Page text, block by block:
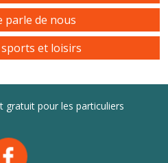
parle de nous
et loisirs
gratuit pour les particuliers